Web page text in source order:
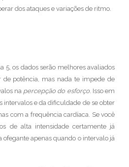
dos ataques e variações de ritmo.
5, os dados serão melhores avaliados
potência, mas nada te impede de
na percepção do esforço. Isso em
intervalos e da dificuldade de se obter
com a frequência cardíaca. Se você
de alta intensidade certamente já
ofegante apenas quando o intervalo já